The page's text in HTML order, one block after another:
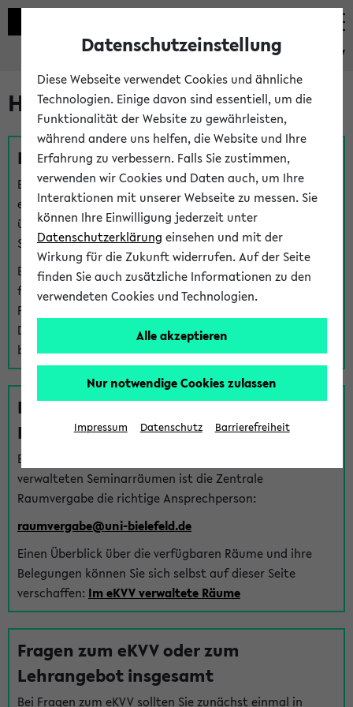
eKVV
Hilfe & Kontakt
Fragen zu einzelnen Veranstaltungen
Bei inhaltlichen und organisatorischen Fragen zu
einzelnen Veranstaltungen finden Sie Ansprechpersonen
über denFragen-Link bei jeder Veranstaltung. Der BIS
Support kann hier meist keine direkte Hilfe leisten.
Bei Veranstaltungen mit eKVV Teilnahmemanagement
finden Sie eine Auskunft über die Personen, die Ihre
Platzzuteilung im eKVV eingetragen haben, auf der
Detailseite zum Teilnahmemanagement der
betreffenden Veranstaltung.
Fragen zu im eKVV verwalteten
Räumen
Bei Fragen zur Vergabe von Hörsälen und vom eKVV
verwalteten Seminarräumen ist die Zentrale
Raumvergabe die richtige Ansprechperson:
raumvergabe@uni-bielefeld.de
Einen Überblick über die verfügbaren Räume und ihre
Belegungen können Sie sich selbst auf dieser Seite
verschaffen: Im eKVV verwaltete Räume
Fragen zum eKVV oder zum
Lehrangebot insgesamt
Bei Fragen zum eKVV sollten Sie zunächst einmal in
Datenschutzeinstellung
Diese Webseite verwendet Cookies und ähnliche
Technologien. Einige davon sind essentiell, um die
Funktionalität der Website zu gewährleisten,
während andere uns helfen, die Website und Ihre
Erfahrung zu verbessern. Falls Sie zustimmen,
verwenden wir Cookies und Daten auch, um Ihre
Interaktionen mit unserer Webseite zu messen. Sie
können Ihre Einwilligung jederzeit unter
Datenschutzerklärung einsehen und mit der
Wirkung für die Zukunft widerrufen. Auf der Seite
finden Sie auch zusätzliche Informationen zu den
verwendeten Cookies und Technologien.
Alle akzeptieren
Nur notwendige Cookies zulassen
Impressum Datenschutz Barrierefreiheit